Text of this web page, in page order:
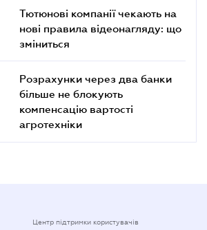
Тютюнові компанії чекають на
нові правила відеонагляду: що
зміниться
Розрахунки через два банки
більше не блокують
компенсацію вартості
агротехніки
Центр підтримки користувачів